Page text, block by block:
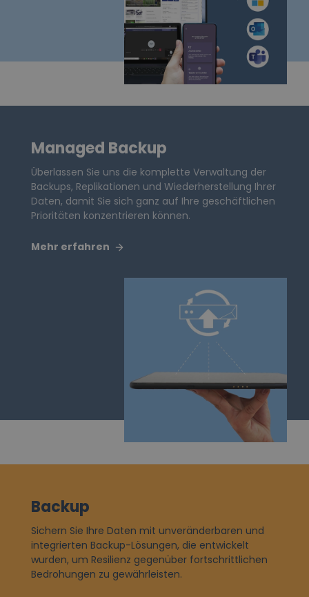
Managed Backup
Überlassen Sie uns die komplette Verwaltung der
Backups, Replikationen und Wiederherstellung Ihrer
Daten, damit Sie sich ganz auf Ihre geschäftlichen
Prioritäten konzentrieren können.
Mehr erfahren
Backup
Sichern Sie Ihre Daten mit unveränderbaren und
integrierten Backup-Lösungen, die entwickelt
wurden, um Resilienz gegenüber fortschrittlichen
Bedrohungen zu gewährleisten.